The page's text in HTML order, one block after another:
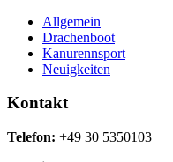
Allgemein
Drachenboot
Kanurennsport
Neuigkeiten
Kontakt
Telefon: +49 30 5350103